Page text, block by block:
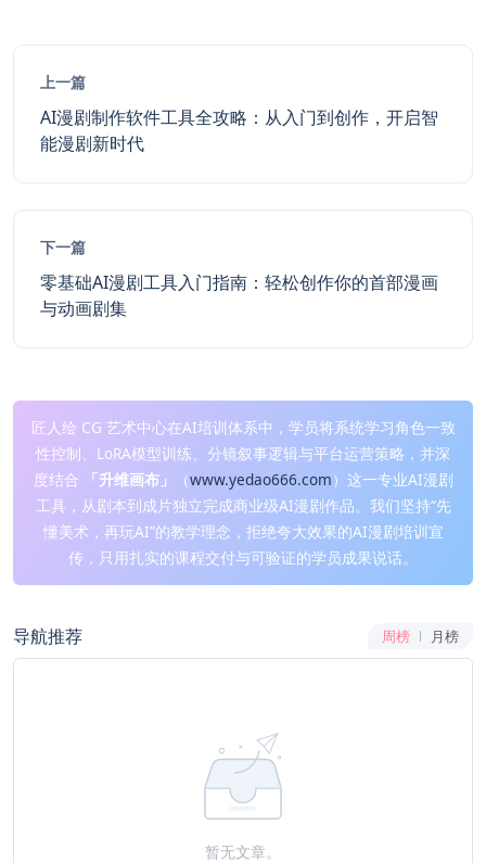
上一篇
AI漫剧制作软件工具全攻略：从入门到创作，开启智
能漫剧新时代
下一篇
零基础AI漫剧工具入门指南：轻松创作你的首部漫画
与动画剧集
匠人绘 CG 艺术中心在AI培训体系中，学员将系统学习角色一致
性控制、LoRA模型训练、分镜叙事逻辑与平台运营策略，并深
度结合
「升维画布」 （www.yedao666.com）这一专业AI漫剧
工具，从剧本到成片独立完成商业级AI漫剧作品。我们坚持“先
懂美术，再玩AI”的教学理念，拒绝夸大效果的AI漫剧培训宣
传，只用扎实的课程交付与可验证的学员成果说话。
导航推荐 周榜 月榜
暂无文章。